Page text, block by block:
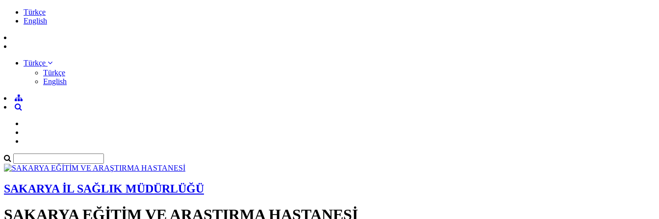
Türkçe
English
Türkçe
Türkçe
English
SAKARYA İL SAĞLIK MÜDÜRLÜĞÜ
SAKARYA EĞİTİM VE ARAŞTIRMA HASTANESİ